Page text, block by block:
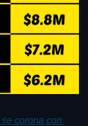
corona con